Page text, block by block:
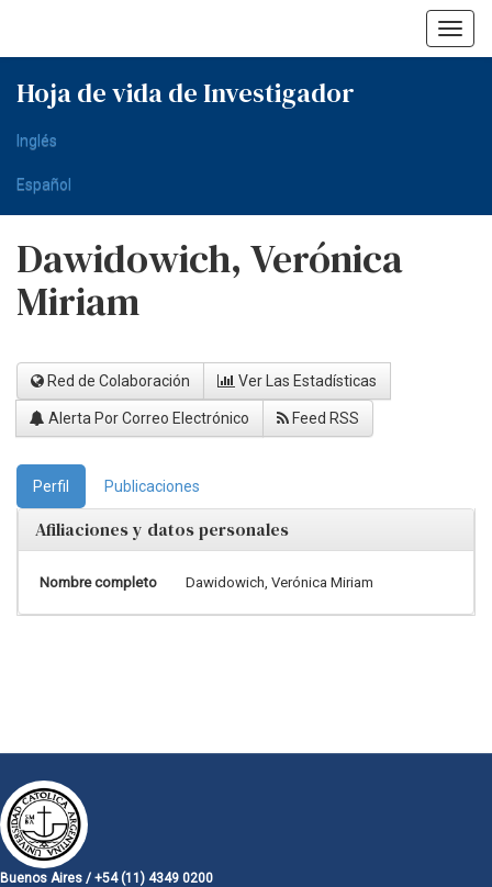
Hoja de vida de Investigador
Inglés
Español
Dawidowich, Verónica
Miriam
Red de Colaboración Ver Las Estadísticas
Alerta Por Correo Electrónico Feed RSS
Perfil Publicaciones
Afiliaciones y datos personales
Nombre completo Dawidowich, Verónica Miriam
Buenos Aires / +54 (11) 4349 0200